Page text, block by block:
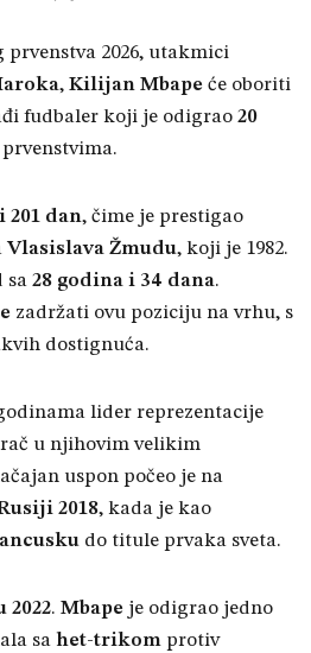
2026, utakmici
, Kilijan Mbape će oboriti
fudbaler koji je odigrao 20
201 dan, čime je prestigao
Vlasislava Žmudu, koji je 1982.
sa 28 godina i 34 dana.
zadržati ovu poziciju na vrhu, s
dostignuća.
lider reprezentacije
u njihovim velikim
uspon počeo je na
2018, kada je kao
do titule prvaka sveta.
2022. Mbape je odigrao jedno
sa het-trikom protiv